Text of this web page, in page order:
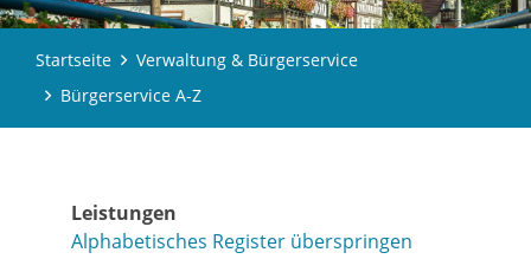
Startseite
Verwaltung & Bürgerservice
Bürgerservice A-Z
Leistungen
Alphabetisches Register überspringen